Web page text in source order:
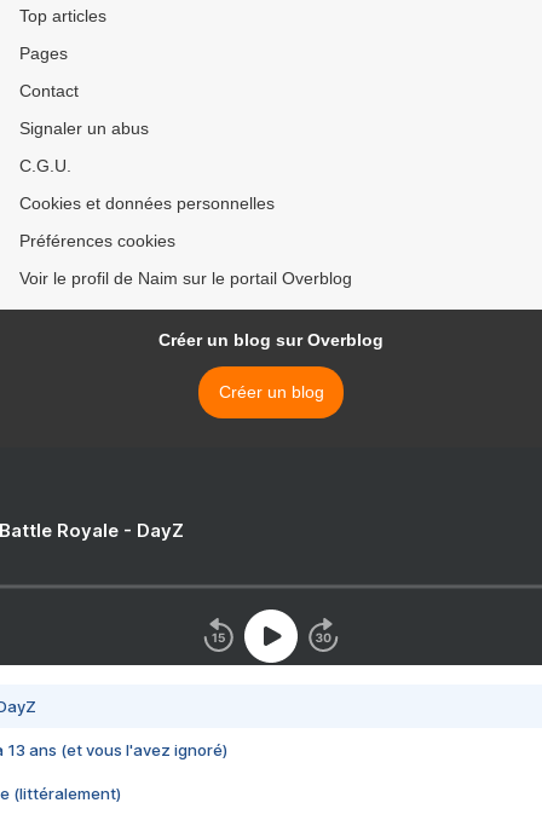
Top articles
Pages
Contact
Signaler un abus
C.G.U.
Cookies et données personnelles
Préférences cookies
Voir le profil de Naim sur le portail Overblog
Créer un blog sur Overblog
Créer un blog
Royale - DayZ
13 ans (et vous l'avez ignoré)
(littéralement)